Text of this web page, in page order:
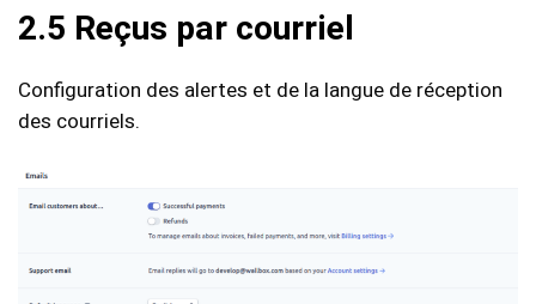
2.5 Reçus par courriel
Configuration des alertes et de la langue de réception
des courriels.